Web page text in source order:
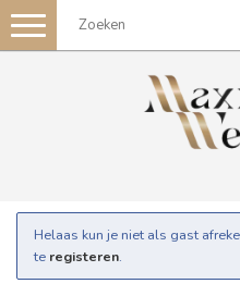
Toggle
navigation
Helaas kun je niet als gast
te registeren.